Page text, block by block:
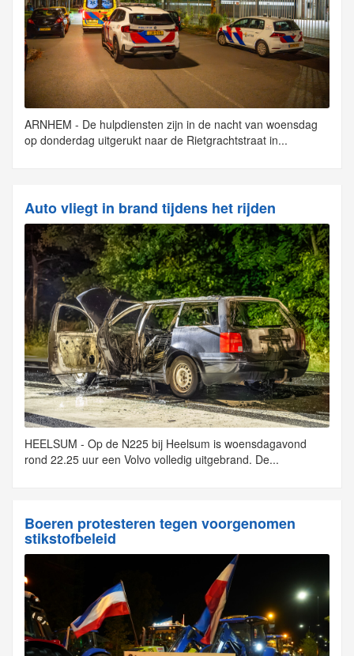
ARNHEM - De hulpdiensten zijn in de nacht van woensdag
op donderdag uitgerukt naar de Rietgrachtstraat in...
Auto vliegt in brand tijdens het rijden
HEELSUM - Op de N225 bij Heelsum is woensdagavond
rond 22.25 uur een Volvo volledig uitgebrand. De...
Boeren protesteren tegen voorgenomen
stikstofbeleid